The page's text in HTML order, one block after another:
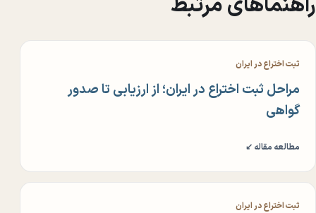
ثبت اختراع در ایران
مراحل ثبت اختراع در ایران؛ از ارزیابی تا صدور
گواهی
مطالعه مقاله ↙
ثبت اختراع در ایران